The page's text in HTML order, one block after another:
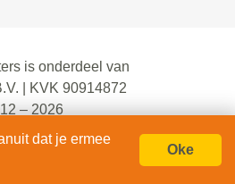
is onderdeel van
| KVK 90914872
– 2026
voorbehouden.
dat je ermee
Oke